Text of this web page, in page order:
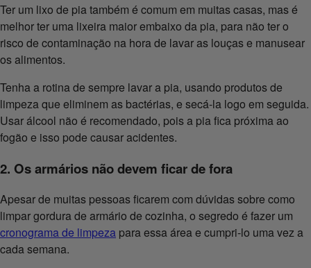
Ter um lixo de pia também é comum em muitas casas, mas é
melhor ter uma lixeira maior embaixo da pia, para não ter o
risco de contaminação na hora de lavar as louças e manusear
os alimentos.
Tenha a rotina de sempre lavar a pia, usando produtos de
limpeza que eliminem as bactérias, e secá-la logo em seguida.
Usar álcool não é recomendado, pois a pia fica próxima ao
fogão e isso pode causar acidentes.
2. Os armários não devem ficar de fora
Apesar de muitas pessoas ficarem com dúvidas sobre como
limpar gordura de armário de cozinha, o segredo é fazer um
cronograma de limpeza para essa área e cumpri-lo uma vez a
cada semana.